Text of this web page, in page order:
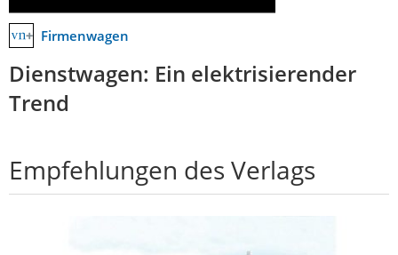
Firmenwagen
Dienstwagen: Ein elektrisierender
Trend
Empfehlungen des Verlags